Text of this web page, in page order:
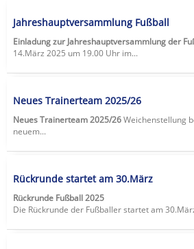
Jahreshauptversammlung Fußball
Einladung zur Jahreshauptversammlung der
14.März 2025 um 19.00 Uhr im...
Neues Trainerteam 2025/26
Neues Trainerteam 2025/26Weichenstellung
neuem...
Rückrunde startet am 30.März
Rückrunde Fußball 2025
Die Rückrunde der Fußballer startet am